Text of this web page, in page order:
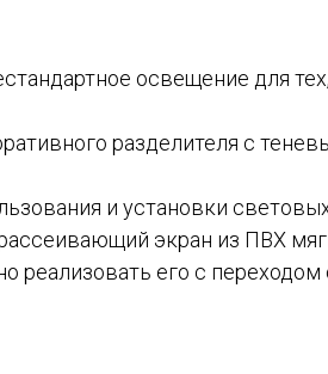
освещение для
разделителя с
и установки
экран из ПВХ
реализовать его с переходом